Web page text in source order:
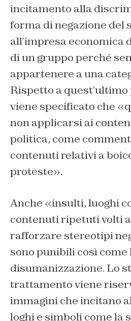
incitamento alla
forma di negazione del
all’impresa economica
di un gruppo perché
appartenere a una
Rispetto a quest’ultimo
viene specificato che
non applicarsi ai
politica, come
contenuti relativi a
proteste».
Anche «insulti, luoghi
contenuti ripetuti volti
rafforzare stereotipi
sono punibili così come
disumanizzazione. Lo
trattamento viene
immagini che incitano
loghi e simboli come la